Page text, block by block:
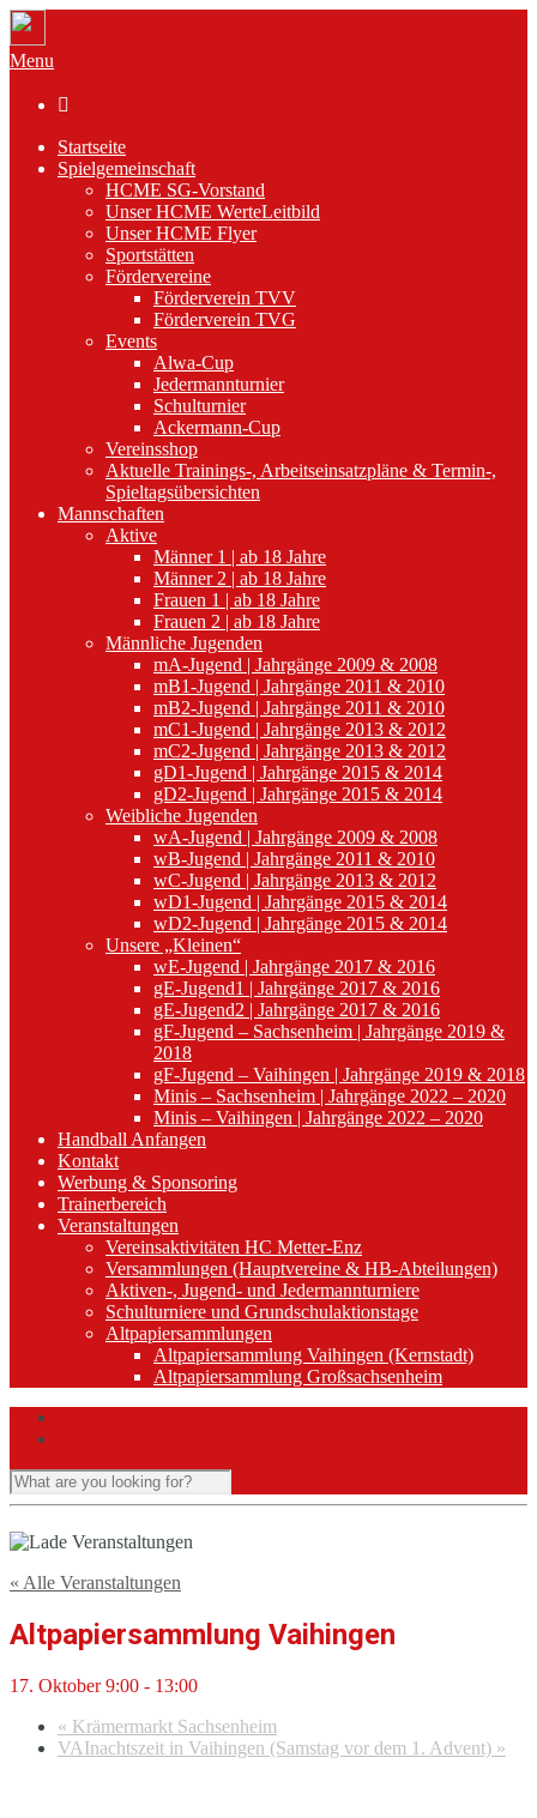
Menu

Startseite
Spielgemeinschaft
HCME SG-Vorstand
Unser HCME WerteLeitbild
Unser HCME Flyer
Sportstätten
Fördervereine
Förderverein TVV
Förderverein TVG
Events
Alwa-Cup
Jedermannturnier
Schulturnier
Ackermann-Cup
Vereinsshop
Aktuelle Trainings-, Arbeitseinsatzpläne & Termin-,
Spieltagsübersichten
Mannschaften
Aktive
Männer 1 | ab 18 Jahre
Männer 2 | ab 18 Jahre
Frauen 1 | ab 18 Jahre
Frauen 2 | ab 18 Jahre
Männliche Jugenden
mA-Jugend | Jahrgänge 2009 & 2008
mB1-Jugend | Jahrgänge 2011 & 2010
mB2-Jugend | Jahrgänge 2011 & 2010
mC1-Jugend | Jahrgänge 2013 & 2012
mC2-Jugend | Jahrgänge 2013 & 2012
gD1-Jugend | Jahrgänge 2015 & 2014
gD2-Jugend | Jahrgänge 2015 & 2014
Weibliche Jugenden
wA-Jugend | Jahrgänge 2009 & 2008
wB-Jugend | Jahrgänge 2011 & 2010
wC-Jugend | Jahrgänge 2013 & 2012
wD1-Jugend | Jahrgänge 2015 & 2014
wD2-Jugend | Jahrgänge 2015 & 2014
Unsere „Kleinen“
wE-Jugend | Jahrgänge 2017 & 2016
gE-Jugend1 | Jahrgänge 2017 & 2016
gE-Jugend2 | Jahrgänge 2017 & 2016
gF-Jugend – Sachsenheim | Jahrgänge 2019 &
2018
gF-Jugend – Vaihingen | Jahrgänge 2019 & 2018
Minis – Sachsenheim | Jahrgänge 2022 – 2020
Minis – Vaihingen | Jahrgänge 2022 – 2020
Handball Anfangen
Kontakt
Werbung & Sponsoring
Trainerbereich
Veranstaltungen
Vereinsaktivitäten HC Metter-Enz
Versammlungen (Hauptvereine & HB-Abteilungen)
Aktiven-, Jugend- und Jedermannturniere
Schulturniere und Grundschulaktionstage
Altpapiersammlungen
Altpapiersammlung Vaihingen (Kernstadt)
Altpapiersammlung Großsachsenheim
« Alle Veranstaltungen
Altpapiersammlung Vaihingen
17. Oktober 9:00 - 13:00
« Krämermarkt Sachsenheim
VAInachtszeit in Vaihingen (Samstag vor dem 1. Advent) »